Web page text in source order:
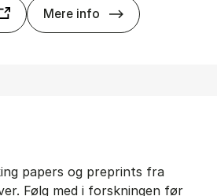
Mere info Proquest
papers og preprints fra
Følg med i forskningen før